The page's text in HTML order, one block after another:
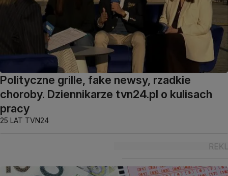
Polityczne grille, fake newsy, rzadkie
choroby. Dziennikarze tvn24.pl o kulisach
pracy
25 LAT TVN24